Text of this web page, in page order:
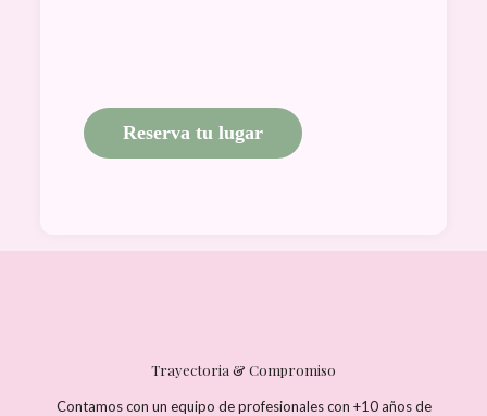
Reserva tu lugar
Trayectoria & Compromiso
Contamos con un equipo de profesionales con +10 años de